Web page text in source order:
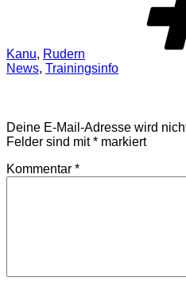
Kanu, Rudern
News, Trainingsinfo
Deine E-Mail-Adresse wird
Felder sind mit* markiert
Kommentar *